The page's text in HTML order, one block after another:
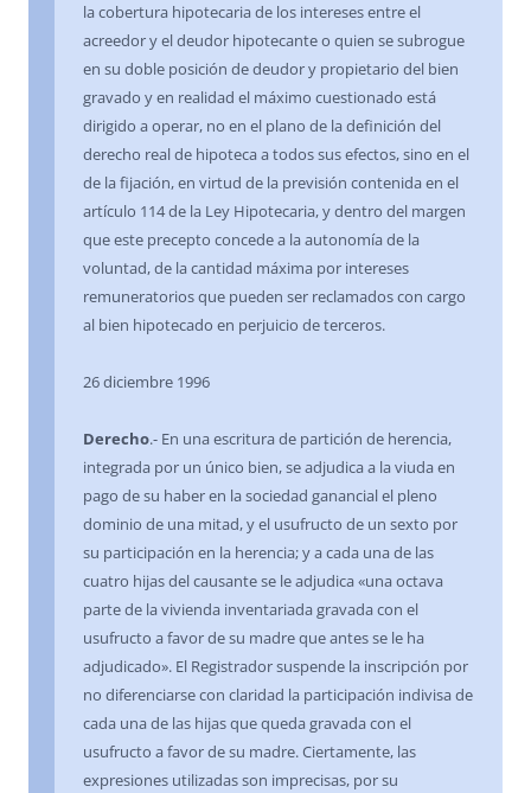
la cobertura hipotecaria de los intereses entre el
acreedor y el deudor hipotecante o quien se subrogue
en su doble posición de deudor y propietario del bien
gravado y en realidad el máximo cuestionado está
dirigido a operar, no en el plano de la definición del
derecho real de hipoteca a todos sus efectos, sino en el
de la fijación, en virtud de la previsión contenida en el
artículo 114 de la Ley Hipotecaria, y dentro del margen
que este precepto concede a la autonomía de la
voluntad, de la cantidad máxima por intereses
remuneratorios que pueden ser reclamados con cargo
al bien hipotecado en perjuicio de terceros.
26 diciembre 1996
Derecho.- En una escritura de partición de herencia,
integrada por un único bien, se adjudica a la viuda en
pago de su haber en la sociedad ganancial el pleno
dominio de una mitad, y el usufructo de un sexto por
su participación en la herencia; y a cada una de las
cuatro hijas del causante se le adjudica «una octava
parte de la vivienda inventariada gravada con el
usufructo a favor de su madre que antes se le ha
adjudicado». El Registrador suspende la inscripción por
no diferenciarse con claridad la participación indivisa de
cada una de las hijas que queda gravada con el
usufructo a favor de su madre. Ciertamente, las
expresiones utilizadas son imprecisas, por su